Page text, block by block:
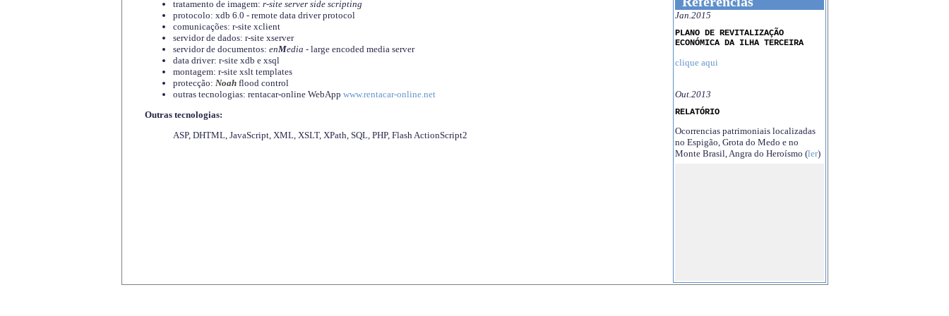
tratamento de imagem: r-site server side scripting
protocolo: xdb 6.0 - remote data driver protocol
comunicações: r-site xclient
servidor de dados: r-site xserver
servidor de documentos: enMedia - large encoded media server
data driver: r-site xdb e xsql
montagem: r-site xslt templates
protecção: Noahflood control
outras tecnologias: rentacar-online WebApp www.rentacar-online.net
Outras tecnologias:
ASP, DHTML, JavaScript, XML, XSLT, XPath, SQL, PHP, Flash ActionScript2
Jan.2015
PLANO DE REVITALIZAÇÃO
ECONÓMICA DA ILHA TERCEIRA
clique aqui
Out.2013
RELATÓRIO
Ocorrencias patrimoniais localizadas
no Espigão, Grota do Medo e no
Monte Brasil, Angra do Heroísmo (ler)